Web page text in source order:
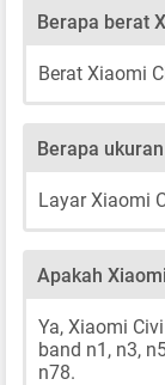
Berapa berat
Berat Xiaomi
Berapa
Layar Xiaomi
Apakah
Ya, Xiaomi
band n1, n3,
n78.